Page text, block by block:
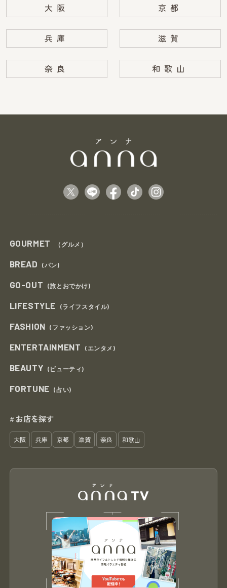
大阪 京都
兵庫 滋賀
奈良 和歌山
GOURMET （グルメ）
BREAD (パン)
GO-OUT (旅とおでかけ)
LIFESTYLE (ライフスタイル)
FASHION (ファッション)
ENTERTAINMENT (エンタメ)
BEAUTY (ビューティ)
FORTUNE (占い)
# お店を探す
大阪 兵庫 京都 滋賀 奈良 和歌山